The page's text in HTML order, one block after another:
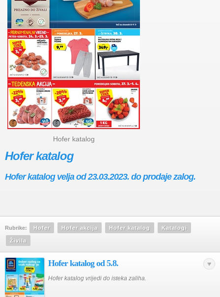
Hofer katalog
Hofer katalog
Hofer katalog velja od 23.03.2023. do prodaje zalog.
Rubrike: Hofer Hofer akcija Hofer katalog Katalogi
Živila
Hofer katalog od 5.8.
Hofer katalog vrijedi do isteka zaliha.